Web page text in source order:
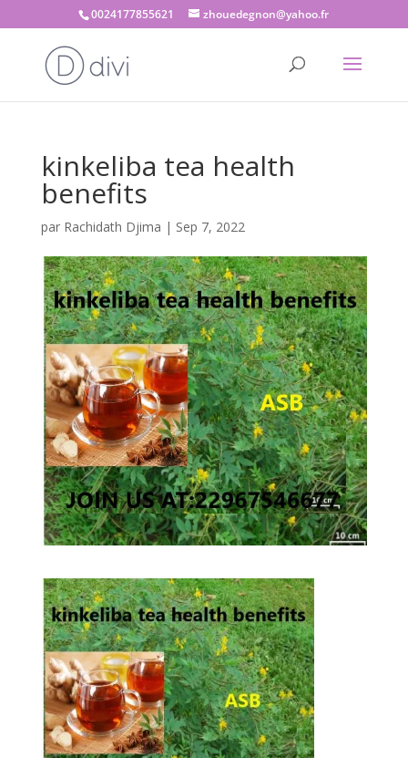
0024177855621 zhouedegnon@yahoo.fr
kinkeliba tea health
benefits
par Rachidath Djima | Sep 7, 2022